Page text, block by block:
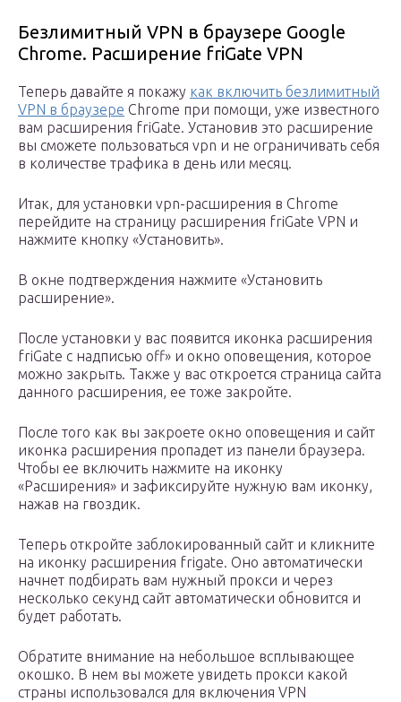
Безлимитный VPN в браузере Google
Chrome. Расширение friGate VPN
Теперь давайте я покажу как включить безлимитный
VPN в браузере Chrome при помощи, уже известного
вам расширения friGate. Установив это расширение
вы сможете пользоваться vpn и не ограничивать себя
в количестве трафика в день или месяц.
Итак, для установки vpn-расширения в Chrome
перейдите на страницу расширения friGate VPN и
нажмите кнопку «Установить».
В окне подтверждения нажмите «Установить
расширение».
После установки у вас появится иконка расширения
friGate с надписью off» и окно оповещения, которое
можно закрыть. Также у вас откроется страница сайта
данного расширения, ее тоже закройте.
После того как вы закроете окно оповещения и сайт
иконка расширения пропадет из панели браузера.
Чтобы ее включить нажмите на иконку
«Расширения» и зафиксируйте нужную вам иконку,
нажав на гвоздик.
Теперь откройте заблокированный сайт и кликните
на иконку расширения frigate. Оно автоматически
начнет подбирать вам нужный прокси и через
несколько секунд сайт автоматически обновится и
будет работать.
Обратите внимание на небольшое всплывающее
окошко. В нем вы можете увидеть прокси какой
страны использовался для включения VPN